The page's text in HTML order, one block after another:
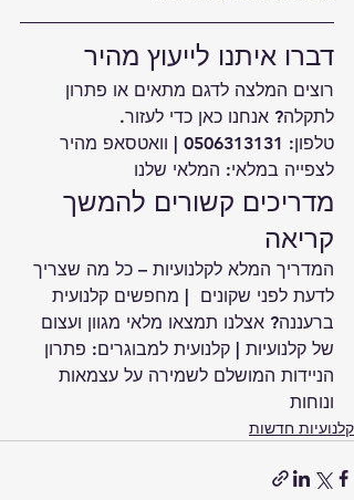
דברו איתנו לייעוץ מהיר
רוצים המלצה לדגם מתאים או פתרון
לתקלה? אנחנו כאן כדי לעזור.
טלפון: 0506313131
וואטסאפ מהיר
לצפייה במלאי: המלאי שלנו
מדריכים קשורים להמשך
קריאה
המדריך המלא לקלנועיות – כל מה שצריך
לדעת לפני שקונים
מחפשים קלנועית
ברעננה? אצלנו תמצאו מלאי מגוון ועצום
של קלנועיות
קלנועית למבוגרים: פתרון
הניידות המושלם לשמירה על עצמאות
ונוחות
קלנועיות חדשות